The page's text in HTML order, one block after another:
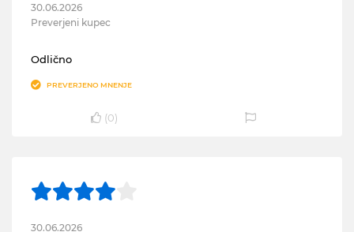
30.06.2026
Preverjeni kupec
Odlično
PREVERJENO MNENJE
(0)
30.06.2026